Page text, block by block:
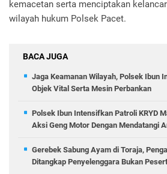
kemacetan serta menciptakan
wilayah hukum Polsek Pacet.
BACA JUGA
Jaga Keamanan Wilayah, Polsek Ibun
Objek Vital Serta Mesin Perbankan
Polsek Ibun Intensifkan Patroli KRYD
Aksi Geng Motor Dengan Mendatangi
Gerebek Sabung Ayam di Toraja,
Ditangkap Penyelenggara Bukan